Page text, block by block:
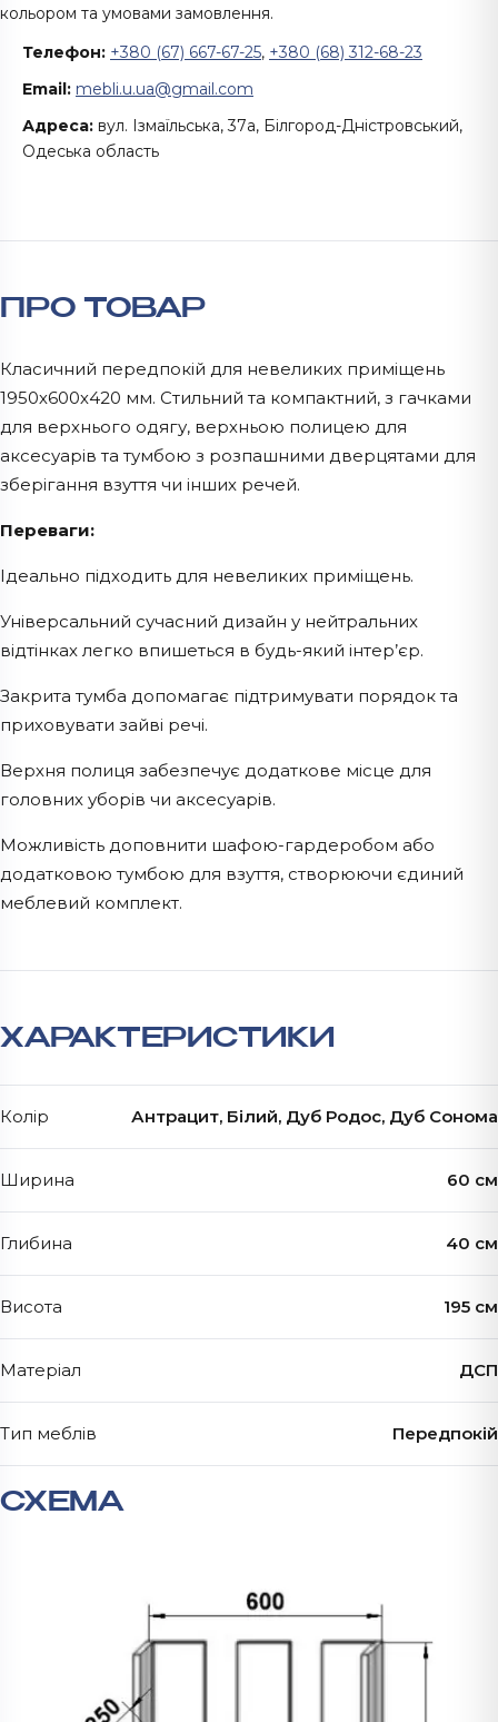
кольором та умовами замовлення.
Телефон: +380 (67) 667-67-25, +380 (68) 312-68-23
Email: mebli.u.ua@gmail.com
Адреса: вул. Ізмаїльська, 37а, Білгород-Дністровський,
Одеська область
ПРО ТОВАР
Класичний передпокій для невеликих приміщень
1950х600х420 мм. Стильний та компактний, з гачками
для верхнього одягу, верхньою полицею для
аксесуарів та тумбою з розпашними дверцятами для
зберігання взуття чи інших речей.
Переваги:
Ідеально підходить для невеликих приміщень.
Універсальний сучасний дизайн у нейтральних
відтінках легко впишеться в будь-який інтер’єр.
Закрита тумба допомагає підтримувати порядок та
приховувати зайві речі.
Верхня полиця забезпечує додаткове місце для
головних уборів чи аксесуарів.
Можливість доповнити шафою-гардеробом або
додатковою тумбою для взуття, створюючи єдиний
меблевий комплект.
ХАРАКТЕРИСТИКИ
Колір Антрацит, Білий, Дуб Родос, Дуб Сонома
Ширина 60 см
Глибина 40 см
Висота 195 см
Матеріал ДСП
Тип меблів Передпокій
СХЕМА